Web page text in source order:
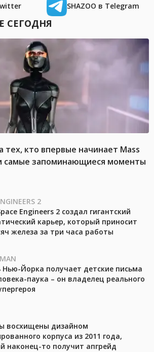
SHAZOO в Telegram
СЕГОДНЯ
кто впервые начинает Mass
самые запоминающиеся моменты
2
Engineers 2 создал гигантский
карьер, который приносит
железа за три часа работы
Йорка получает детские письма
паука – он владелец реального
восхищены дизайном
корпуса из 2011 года,
наконец-то получит апгрейд